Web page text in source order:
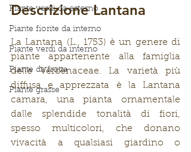
Piante verdi da esterno
Piante fiorite da interno
Piante verdi da interno
Piante da frutta
Piante grasse
Descrizione Lantana
La Lantana (L., 1753) è un genere di
piante appartenente alla famiglia
delle Verbenaceae. La varietà più
diffusa e apprezzata è la Lantana
camara, una pianta ornamentale
dalle splendide tonalità di fiori,
spesso multicolori, che donano
vivacità a qualsiasi giardino o